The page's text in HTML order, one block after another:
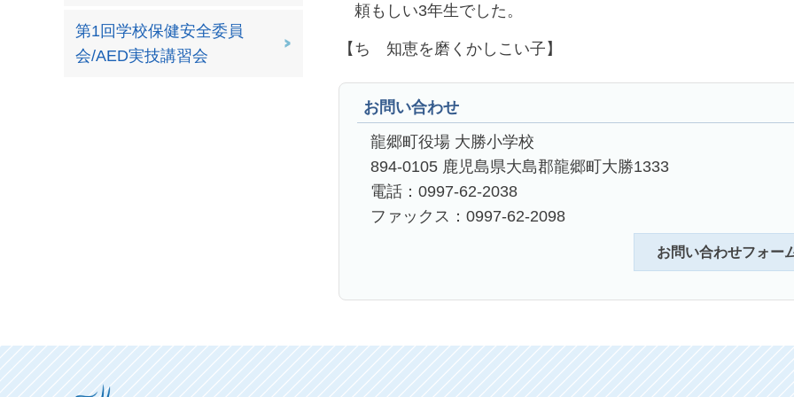
第1回学校保健安全委員
会/AED実技講習会
頼もしい3年生でした。
【ち 知恵を磨くかしこい子】
お問い合わせ
龍郷町役場 大勝小学校
894-0105 鹿児島県大島郡龍郷町大勝1333
電話：0997-62-2038
ファックス：0997-62-2098
お問い合わせフォー